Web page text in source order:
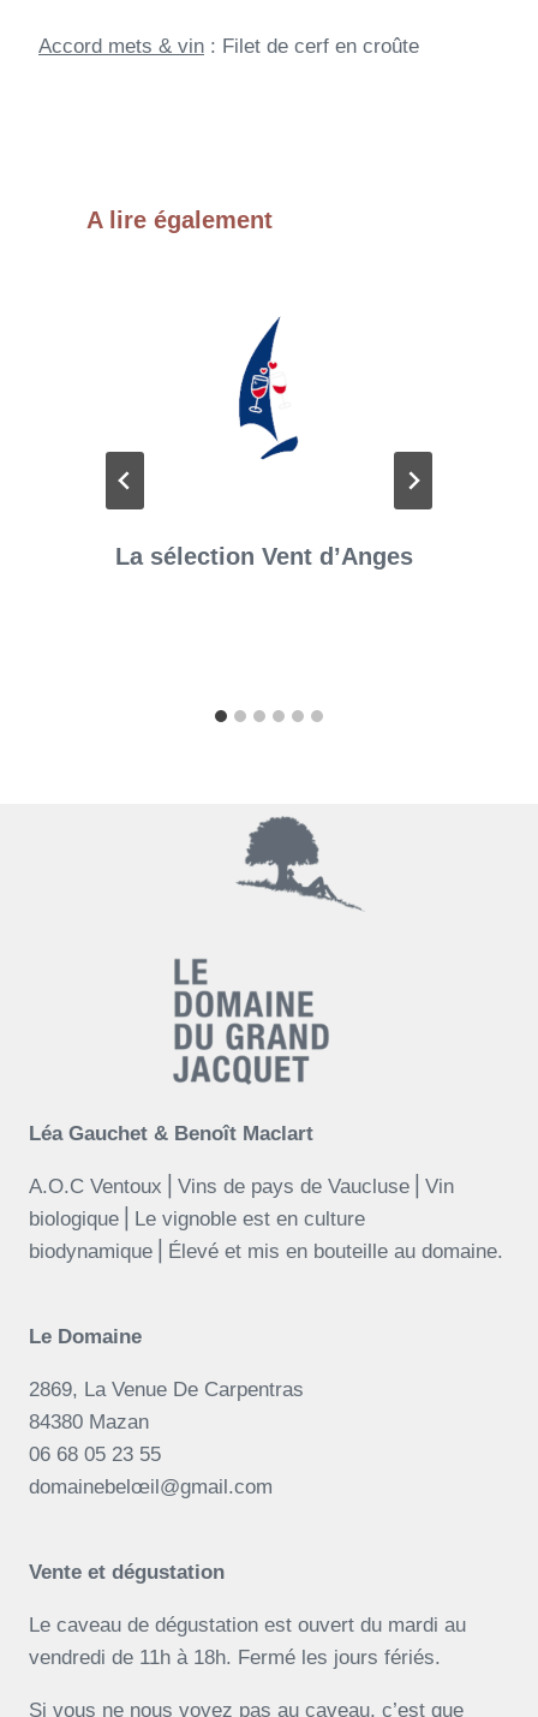
Accord mets & vin : Filet de cerf en croûte
A lire également
La sélection Vent d’Anges
Léa Gauchet & Benoît Maclart
A.O.C Ventoux⎪Vins de pays de Vaucluse⎪Vin
biologique⎪Le vignoble est en culture
biodynamique⎪Élevé et mis en bouteille au domaine.
Le Domaine
2869, La Venue De Carpentras
84380 Mazan
06 68 05 23 55
domainebelœil@gmail.com
Vente et dégustation
Le caveau de dégustation est ouvert du mardi au
vendredi de 11h à 18h. Fermé les jours fériés.
Si vous ne nous voyez pas au caveau, c’est que